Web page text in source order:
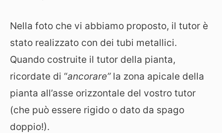
Nella foto che vi abbiamo proposto, il tutor è
stato realizzato con dei tubi metallici.
Quando costruite il tutor della pianta,
ricordate di “ancorare” la zona apicale della
pianta all’asse orizzontale del vostro tutor
(che può essere rigido o dato da spago
doppio!).